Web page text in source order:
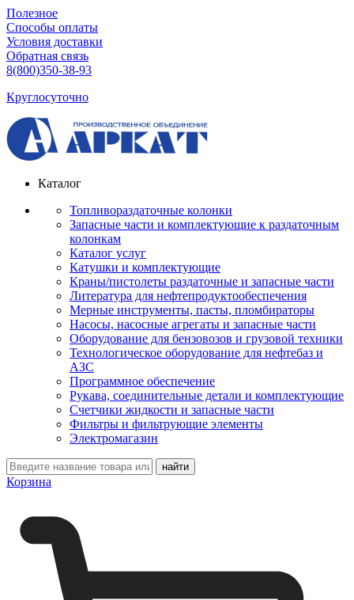
Полезное
Способы оплаты
Условия доставки
Обратная связь
8(800)350-38-93
Круглосуточно
Каталог
Топливораздаточные колонки
Запасные части и комплектующие к раздаточным
колонкам
Каталог услуг
Катушки и комплектующие
Краны/пистолеты раздаточные и запасные части
Литература для нефтепродуктообеспечения
Мерные инструменты, пасты, пломбираторы
Насосы, насосные агрегаты и запасные части
Оборудование для бензовозов и грузовой техники
Технологическое оборудование для нефтебаз и
АЗС
Программное обеспечение
Рукава, соединительные детали и комплектующие
Счетчики жидкости и запасные части
Фильтры и фильтрующие элементы
Электромагазин
Корзина